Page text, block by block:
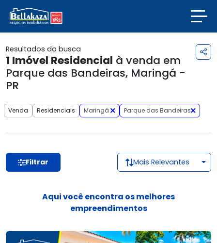
Resultados da busca
1 Imóvel Residencial à venda em
Parque das Bandeiras, Maringá -
PR
Venda Residenciais Maringá Parque das Bandeiras
Filtrar Mais Relevantes
Aqui você encontra os melhores
empreendimentos